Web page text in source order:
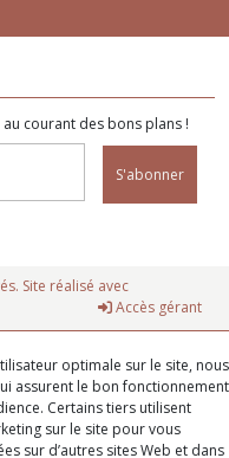
courant des bons plans !
S'abonner
Site réalisé avec
Accès gérant
optimale sur le site, nous
assurent le bon fonctionnement
Certains tiers utilisent
sur le site pour vous
sur d’autres sites Web et dans